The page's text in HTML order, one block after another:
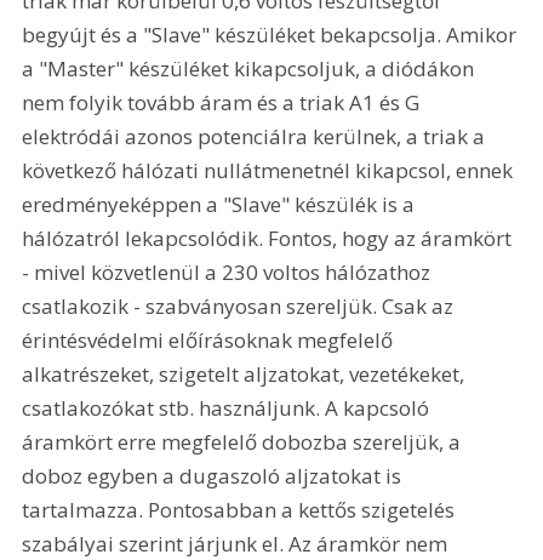
begyújt és a "Slave" készüléket bekapcsolja. Amikor
a "Master" készüléket kikapcsoljuk, a diódákon
nem folyik tovább áram és a triak A1 és G
elektródái azonos potenciálra kerülnek, a triak a
következő hálózati nullátmenetnél kikapcsol, ennek
eredményeképpen a "Slave" készülék is a
hálózatról lekapcsolódik. Fontos, hogy az áramkört
- mivel közvetlenül a 230 voltos hálózathoz
csatlakozik - szabványosan szereljük. Csak az
érintésvédelmi előírásoknak megfelelő
alkatrészeket, szigetelt aljzatokat, vezetékeket,
csatlakozókat stb. használjunk. A kapcsoló
áramkört erre megfelelő dobozba szereljük, a
doboz egyben a dugaszoló aljzatokat is
tartalmazza. Pontosabban a kettős szigetelés
szabályai szerint járjunk el. Az áramkör nem